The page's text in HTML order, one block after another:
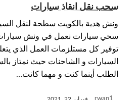
سحب نقل انقاذ سيارات
ونش هدية بالكويت سطحة لنقل
سحي سيارات نعمل في ونش
توفير كل مستلزمات العمل الذي
السيارات و الشاحنات حيث نمتاز
الطلب أينما كنت و مهما كانت…